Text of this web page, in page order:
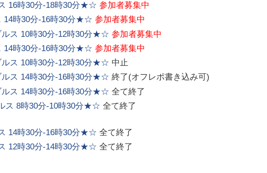
16時30分-18時30分★☆ 参加者募集中
時30分-16時30分★☆ 参加者募集中
ス 10時30分-12時30分★☆ 参加者募集中
時30分-16時30分★☆ 参加者募集中
ス 10時30分-12時30分★☆ 中止
ス 14時30分-16時30分★☆ 終了(オフレポ書き込み可)
ス 14時30分-16時30分★☆ 全て終了
ス 8時30分-10時30分★☆ 全て終了
14時30分-16時30分★☆ 全て終了
12時30分-14時30分★☆ 全て終了